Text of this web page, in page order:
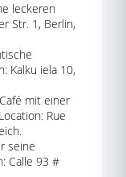
leckeren
Str. 1, Berlin,
Kalku iela 10,
mit einer
Rue
seine
Calle 93 #